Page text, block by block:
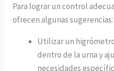
Para lograr un control
ofrecen algunas sugerencias:
Utilizar un
dentro de la urna y
necesidades